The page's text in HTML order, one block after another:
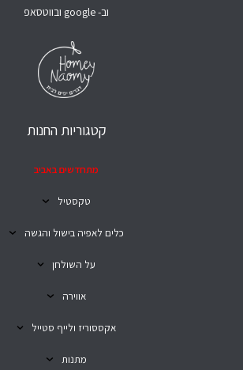
וב- google ובווטסאפ
קטגוריות החנות
מתחדשים באביב
טקסטיל
כלים לאפיה בישול והגשה
על השולחן
אווירה
אקססוריז ולייף סטייל
מתנות